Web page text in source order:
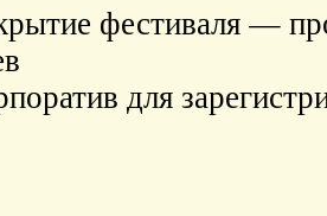
фестиваля —
для